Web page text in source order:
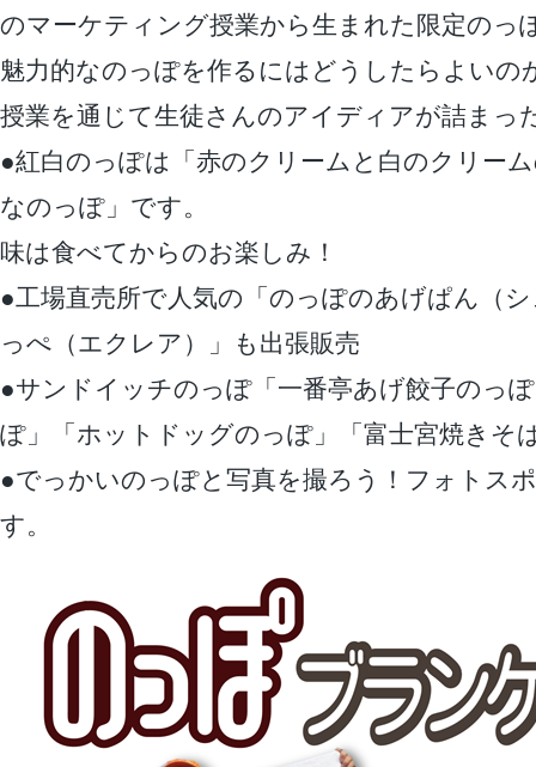
のマーケティング授業から生まれた限定のっ
魅力的なのっぽを作るにはどうしたらよいの
授業を通じて生徒さんのアイディアが詰まっ
●紅白のっぽは「赤のクリームと白のクリー
なのっぽ」です。
味は食べてからのお楽しみ！
●工場直売所で人気の「のっぽのあげぱん（
っぺ（エクレア）」も出張販売
●サンドイッチのっぽ「一番亭あげ餃子のっ
ぽ」「ホットドッグのっぽ」「富士宮焼きそ
●でっかいのっぽと写真を撮ろう！フォトス
す。